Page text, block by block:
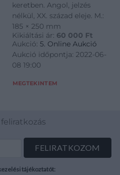
keretben. Angol, jelzés
nélkül, XX. század eleje. M.:
185 × 250 mm
Kikiáltási ár: 60 000 Ft
Aukció: 5. Online Aukció
Aukció időpontja: 2022-06-
08 19:00
MEGTEKINTEM
tájékoztatót: